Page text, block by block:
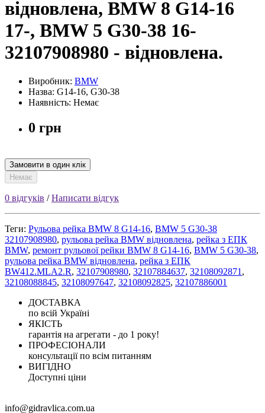
відновлена, BMW 8 G14-16
17-, BMW 5 G30-38 16-
32107908980 - відновлена.
Виробник: BMW
Назва: G14-16, G30-38
Наявність: Немає
0 грн
Замовити в один клік
Немає
0 відгуків /Написати відгук
Теги: Рульова рейка BMW 8 G14-16, BMW 5 G30-38
32107908980, рульова рейка BMW відновлена, рейка з ЕПК
BMW, ремонт рульової рейки BMW 8 G14-16, BMW 5 G30-38,
рульова рейка BMW відновлена, рейка з ЕПК
BW412.MLA2.R, 32107908980, 32107884637, 32108092871 ,
32108088845, 32108097647, 32108092825, 32107886001
ДОСТАВКА
по всій Україні
ЯКІСТЬ
гарантія на агрегати - до 1 року!
ПРОФЕСІОНАЛИ
консультації по всім питанням
ВИГІДНО
Доступні ціни
info@gidravlica.com.ua